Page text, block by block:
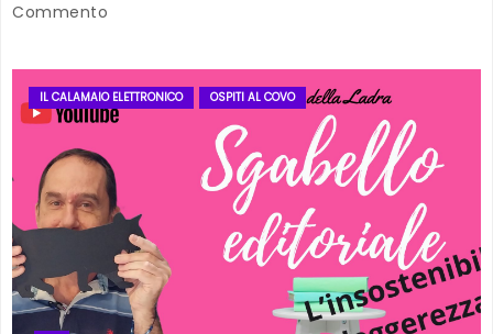
Commento
IL CALAMAIO ELETTRONICO OSPITI AL COVO